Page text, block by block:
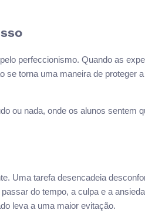
perfeccionismo. Quando as
se torna uma maneira de proteger
ou nada, onde os alunos sentem
Uma tarefa desencadeia
do tempo, a culpa e a
leva a uma maior evitação.